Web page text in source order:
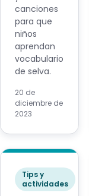
canciones
para que
niños
aprendan
vocabulario
de selva.
20 de
diciembre de
2023
Tips y
actividades